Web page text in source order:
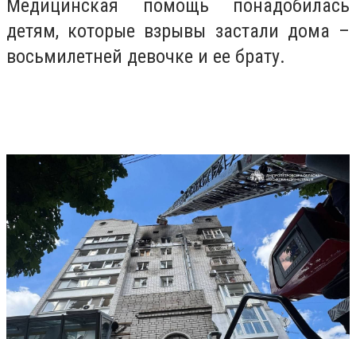
Медицинская помощь понадобилась
детям, которые взрывы застали дома –
восьмилетней девочке и ее брату.